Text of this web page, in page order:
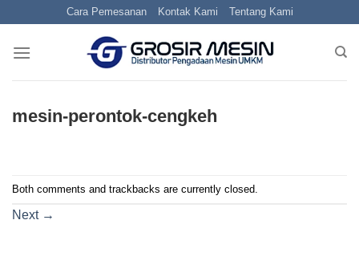
content
Cara Pemesanan Kontak Kami Tentang Kami
mesin-perontok-cengkeh
Both comments and trackbacks are currently closed.
Next →